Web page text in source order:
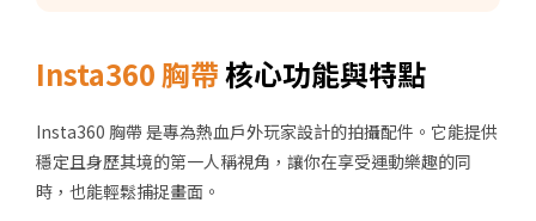
Insta360 胸帶核心功能與特點
Insta360 胸帶 是專為熱血戶外玩家設計的拍攝配件。它能提供
穩定且身歷其境的第一人稱視角，讓你在享受運動樂趣的同
時，也能輕鬆捕捉畫面。